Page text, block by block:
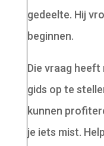
gedeelte. Hij
beginnen.
Die vraag heeft
gids op te
kunnen
je iets mist.